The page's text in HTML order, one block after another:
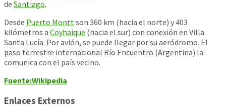
de Santiago.
Desde Puerto Monttson 360 km (hacia el norte) y 403
kilómetros a Coyhaique (hacia el sur) con conexión en Villa
Santa Lucía. Por avión, se puede llegar por su aeródromo. El
paso terrestre internacional Río Encuentro (Argentina) la
comunica con el país vecino.
Fuente:Wikipedia
Enlaces Externos